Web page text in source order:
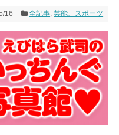
16 全記事 ,芸能、スポーツ